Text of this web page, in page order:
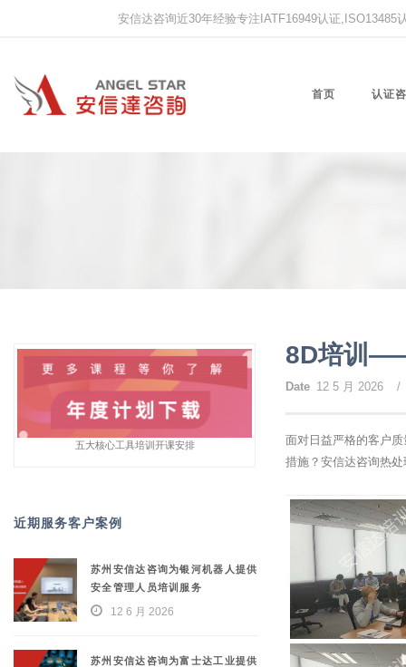
安信达咨询近30年经验专注IATF16949认证
首页 认证
8D培训
Date 12 5 月 2026 /
面对日益严格的客户
措施？安信达咨询热
五大核心工具培训开课安排
近期服务客户案例
苏州安信达咨询为银河机器人提供
安全管理人员培训服务
12 6 月 2026
苏州安信达咨询为富士达工业提供